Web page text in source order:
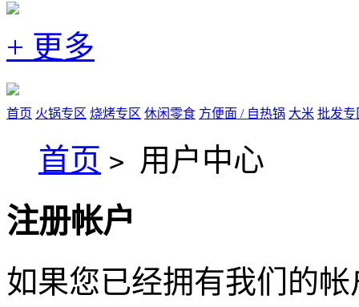
+ 更多
首页 火锅专区 烧烤专区 休闲零食 方便面 / 自热锅 大米 批发专
首页 > 用户中心
注册帐户
如果您已经拥有我们的